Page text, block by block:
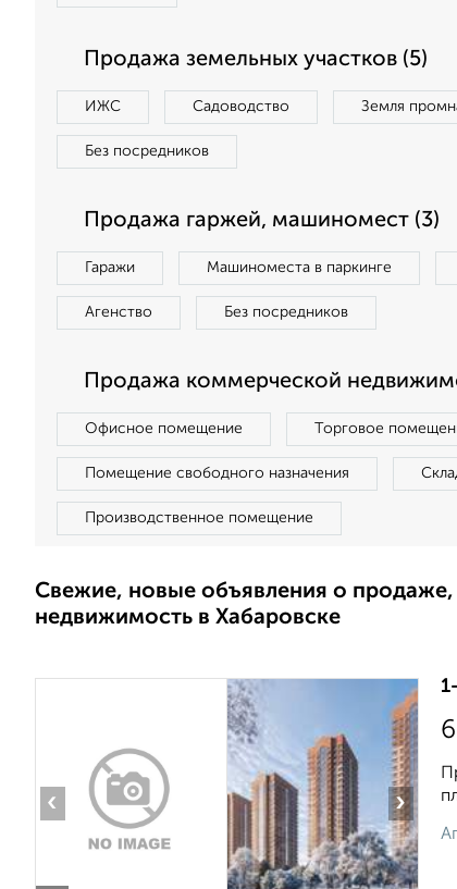
Продажа земельных участков (5)
ИЖС Садоводство Земля
Без посредников
Продажа гаржей, машиномест (3)
Гаражи Машиноместа в паркинге
Агенство Без посредников
Продажа коммерческой
Офисное помещение Торговое
Помещение свободного назначения
Производственное помещение
Свежие, новые объявления о
недвижимость в Хабаровске
‹ ›